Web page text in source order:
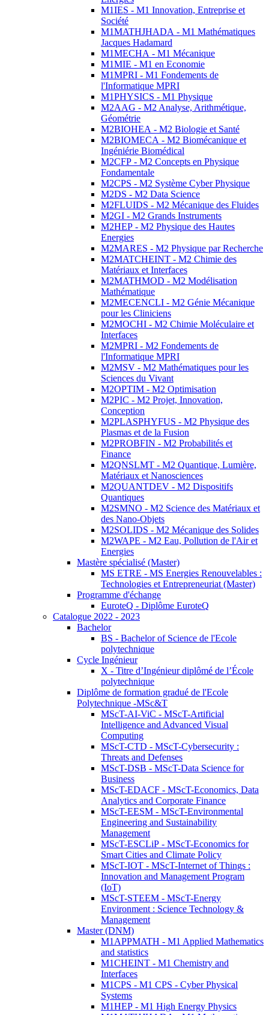
M1IES - M1 Innovation, Entreprise et
Société
M1MATHJHADA - M1 Mathématiques
Jacques Hadamard
M1MECHA - M1 Mécanique
M1MIE - M1 en Economie
M1MPRI - M1 Fondements de
l'Informatique MPRI
M1PHYSICS - M1 Physique
M2AAG - M2 Analyse, Arithmétique,
Géométrie
M2BIOHEA - M2 Biologie et Santé
M2BIOMECA - M2 Biomécanique et
Ingéniérie Biomédical
M2CFP - M2 Concepts en Physique
Fondamentale
M2CPS - M2 Système Cyber Physique
M2DS - M2 Data Science
M2FLUIDS - M2 Mécanique des Fluides
M2GI - M2 Grands Instruments
M2HEP - M2 Physique des Hautes
Energies
M2MARES - M2 Physique par Recherche
M2MATCHEINT - M2 Chimie des
Matériaux et Interfaces
M2MATHMOD - M2 Modélisation
Mathématique
M2MECENCLI - M2 Génie Mécanique
pour les Cliniciens
M2MOCHI - M2 Chimie Moléculaire et
Interfaces
M2MPRI - M2 Fondements de
l'Informatique MPRI
M2MSV - M2 Mathématiques pour les
Sciences du Vivant
M2OPTIM - M2 Optimisation
M2PIC - M2 Projet, Innovation,
Conception
M2PLASPHYFUS - M2 Physique des
Plasmas et de la Fusion
M2PROBFIN - M2 Probabilités et
Finance
M2QNSLMT - M2 Quantique, Lumière,
Matériaux et Nanosciences
M2QUANTDEV - M2 Dispositifs
Quantiques
M2SMNO - M2 Science des Matériaux et
des Nano-Objets
M2SOLIDS - M2 Mécanique des Solides
M2WAPE - M2 Eau, Pollution de l'Air et
Energies
Mastère spécialisé (Master)
MS ETRE - MS Energies Renouvelables :
Technologies et Entrepreneuriat (Master)
Programme d'échange
EuroteQ - Diplôme EuroteQ
Catalogue 2022 - 2023
Bachelor
BS - Bachelor of Science de l'Ecole
polytechnique
Cycle Ingénieur
X - Titre d’Ingénieur diplômé de l’École
polytechnique
Diplôme de formation gradué de l'Ecole
Polytechnique -MSc&T
MScT-AI-ViC - MScT-Artificial
Intelligence and Advanced Visual
Computing
MScT-CTD - MScT-Cybersecurity :
Threats and Defenses
MScT-DSB - MScT-Data Science for
Business
MScT-EDACF - MScT-Economics, Data
Analytics and Corporate Finance
MScT-EESM - MScT-Environmental
Engineering and Sustainability
Management
MScT-ESCLiP - MScT-Economics for
Smart Cities and Climate Policy
MScT-IOT - MScT-Internet of Things :
Innovation and Management Program
(IoT)
MScT-STEEM - MScT-Energy
Environment : Science Technology &
Management
Master (DNM)
M1APPMATH - M1 Applied Mathematics
and statistics
M1CHEINT - M1 Chemistry and
Interfaces
M1CPS - M1 CPS - Cyber Physical
Systems
M1HEP - M1 High Energy Physics